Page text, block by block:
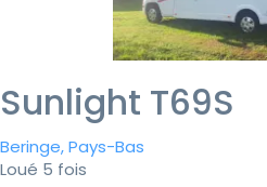
Sunlight T69S
Beringe, Pays-Bas
Loué 5 fois